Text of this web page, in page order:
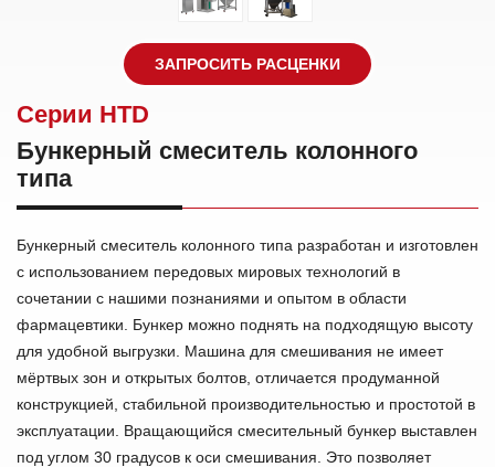
ЗАПРОСИТЬ РАСЦЕНКИ
Cерии HTD
Бункерный смеситель колонного
типа
Бункерный смеситель колонного типа разработан и изготовлен
с использованием передовых мировых технологий в
сочетании с нашими познаниями и опытом в области
фармацевтики. Бункер можно поднять на подходящую высоту
для удобной выгрузки. Машина для смешивания не имеет
мёртвых зон и открытых болтов, отличается продуманной
конструкцией, стабильной производительностью и простотой в
эксплуатации. Вращающийся смесительный бункер выставлен
под углом 30 градусов к оси смешивания. Это позволяет